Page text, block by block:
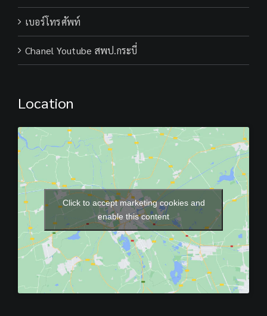
เบอร์โทรศัพท์
Chanel Youtube สพป.กระบี่
Location
Click to accept marketing cookies and
enable this content